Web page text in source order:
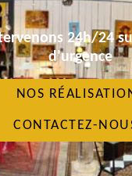
24h/24
d'urgence
NOS
CONTACTEZ-